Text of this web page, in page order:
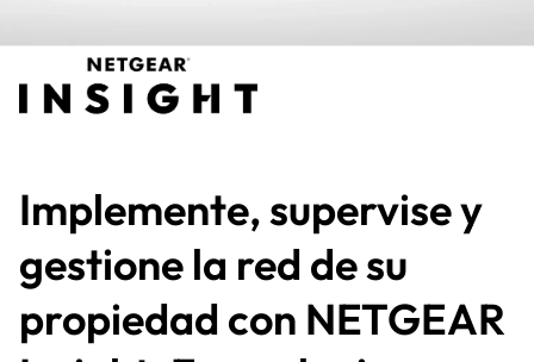
Implemente, supervise y
gestione la red de su
propiedad con NETGEAR